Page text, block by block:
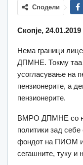
Сподели
Скопје, 24.01.2019
Нема граници
ДПМНЕ. Токму таа
усогласување на
пензионерите, а
пензионерите.
ВМРО ДПМНЕ со
политики зад
фондот на ПИОМ и
сегашните, туку и